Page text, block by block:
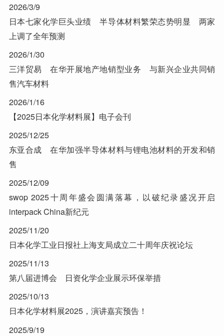
2026/3/9
日本七家化学巨头业绩 半导体材料繁荣态势明显 两家
上调了全年预测
2026/1/30
三洋贸易 在华开展地产地销型业务 与新兴企业共同销
售汽车材料
2026/1/16
【2025日本化学材料展】电子会刊
2025/12/25
东亚合成 在华加强半导体材料与锂电池材料的开发和销
售
2025/12/09
swop 2025十周年盛会圆满落幕，以破纪录盛况开启
interpack China新纪元
2025/11/20
日本化学工业日报社上海支局成立二十周年庆祝论坛
2025/11/13
第八届进博会 日资化学企业展示环保举措
2025/10/13
日本化学材料展2025，演讲嘉宾预告！
2025/9/19